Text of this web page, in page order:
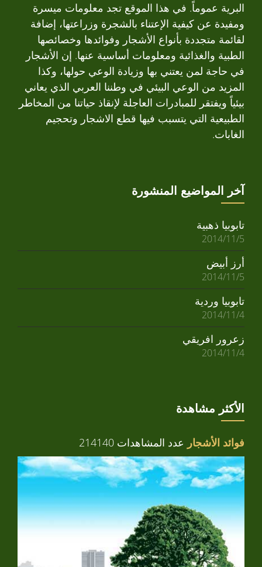
البرية عموماً. في هذا الموقع تجد معلومات ميسرة
ومفيدة عن كيفية الإعتناء بالشجرة وزراعتها، إضافة
لقائمة متجددة بأنواع الأشجار وفوائدها وخصائصها
الطبية والغذائية ومعلومات أساسية عنها. إن الأشجار
في حاجة لمن يعتني بها وزيادة الوعي حولها، وكذا
المزيد من الوعي البيئي في وطننا العربي الذي يعاني
بيئياً ويفتقر للمبادرات العاجلة لإنقاذ حياتنا من المخاطر
الطبيعية التي يتسبب فيها قطع الاشجار وتحجيم
الغابات.
آخر المواضيع المنشورة
تابوبيا ذهبية
2014/11/5
أرز أبيض
2014/11/5
تابوبيا وردية
2014/11/4
زعرور افريقي
2014/11/4
الأكثر مشاهدة
فوائد الأشجار عدد المشاهدات 214140